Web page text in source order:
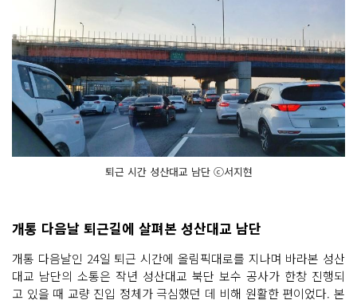
퇴근 시간 성산대교 남단 ⓒ서지현
개통 다음날 퇴근길에 살펴본 성산대교 남단
개통 다음날인 24일 퇴근 시간에 올림픽대로를 지나며 바라본 성산
대교 남단의 소통은 작년 성산대교 북단 보수 공사가 한창 진행되
고 있을 때 교량 진입 정체가 극심했던 데 비해 원활한 편이었다. 본